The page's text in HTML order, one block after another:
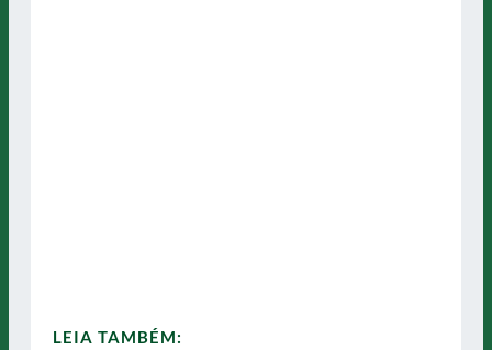
LEIA TAMBÉM: